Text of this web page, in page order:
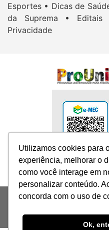
Utilizamos cookies para
experiência, melhorar o
como você interage em
personalizar conteúdo.
concorda com o uso de
Ok,
Utilizamos cookies para
experiência, melhorar o
como você interage em
personalizar conteúdo.
concorda com o uso de
Ok,
Esportes • Dicas de
da Suprema •
Editais
Privacidade
SUPREMA-Sociedade
Todos os